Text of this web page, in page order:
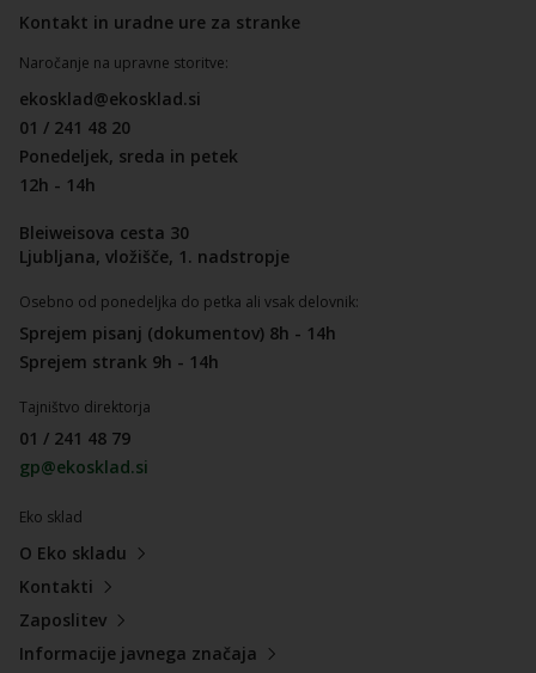
Kontakt in uradne ure za stranke
Naročanje na upravne storitve:
ekosklad@ekosklad.si
01 / 241 48 20
Ponedeljek, sreda in petek
12h - 14h
Bleiweisova cesta 30
Ljubljana, vložišče, 1. nadstropje
Osebno od ponedeljka do petka ali vsak delovnik:
Sprejem pisanj (dokumentov) 8h - 14h
Sprejem strank 9h - 14h
Tajništvo direktorja
01 / 241 48 79
gp@ekosklad.si
Eko sklad
O Eko skladu
Kontakti
Zaposlitev
Informacije javnega značaja